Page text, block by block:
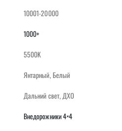
10001-20000
1000+
5500K
Янтарный, Белый
Дальний свет, ДХО
Внедорожники 4×4